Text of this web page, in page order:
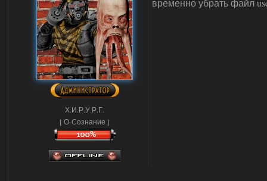
Х.И.Р.У.Р.Г.
[ О-Сознание ]
временно убрать файл